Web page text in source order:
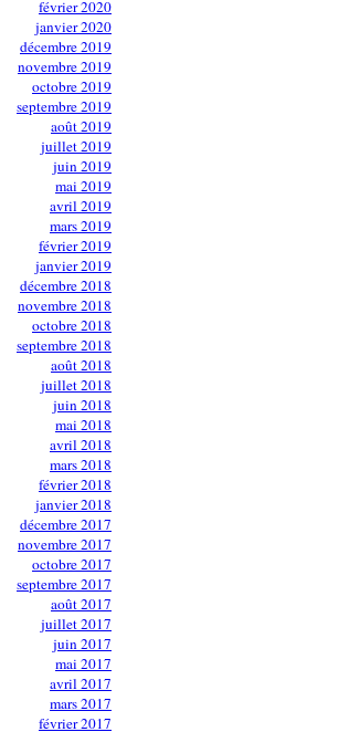
février 2020
janvier 2020
décembre 2019
novembre 2019
octobre 2019
septembre 2019
août 2019
juillet 2019
juin 2019
mai 2019
avril 2019
mars 2019
février 2019
janvier 2019
décembre 2018
novembre 2018
octobre 2018
septembre 2018
août 2018
juillet 2018
juin 2018
mai 2018
avril 2018
mars 2018
février 2018
janvier 2018
décembre 2017
novembre 2017
octobre 2017
septembre 2017
août 2017
juillet 2017
juin 2017
mai 2017
avril 2017
mars 2017
février 2017